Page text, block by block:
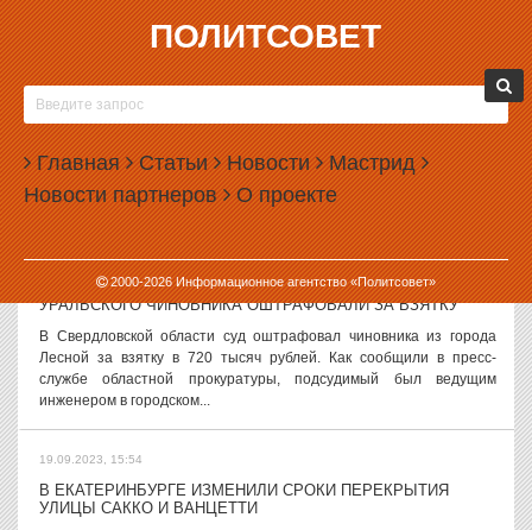
ПОЛИТСОВЕТ
Главная Статьи Новости Мастрид
Новости партнеров О проекте
2000-2026Информационное агентство «Политсовет»
19.09.2023, 17:51
ЕКАТЕРИНБУРЖЦА ИЗБИЛИ ЗА ЗАМЕЧАНИЕ О
БРОШЕННОМ ОКУРКЕ
В Екатеринбурге группа молодых людей избила прохожего,
который сделал им замечание из-за брошенного окурка. Инцидент
произошел на днях возле ЖК «Ривер» на улице Щербакова. По
имеющимся данным,...
19.09.2023, 16:52
УРАЛЬСКОГО ЧИНОВНИКА ОШТРАФОВАЛИ ЗА ВЗЯТКУ
В Свердловской области суд оштрафовал чиновника из города
Лесной за взятку в 720 тысяч рублей. Как сообщили в пресс-
службе областной прокуратуры, подсудимый был ведущим
инженером в городском...
19.09.2023, 15:54
В ЕКАТЕРИНБУРГЕ ИЗМЕНИЛИ СРОКИ ПЕРЕКРЫТИЯ
УЛИЦЫ САККО И ВАНЦЕТТИ